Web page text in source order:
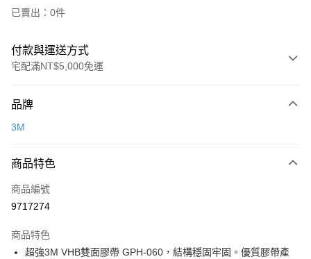
已賣出：0件
付款與運送方式
宅配滿NT$5,000免運
信用卡一次付款
LINE Pay
Apple Pay
運送方式
品牌
3M
商品特色
商品編號
9717274
商品特色
超強3M VHB雙面膠帶 GPH-060，結構穩固牢固。優質膠帶產